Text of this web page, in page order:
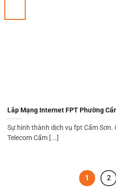
Lắp Mạng Internet FPT Phường
Sự hình thành dịch vụ fpt Cẩm Sơn.
Telecom Cẩm [...]
1 2